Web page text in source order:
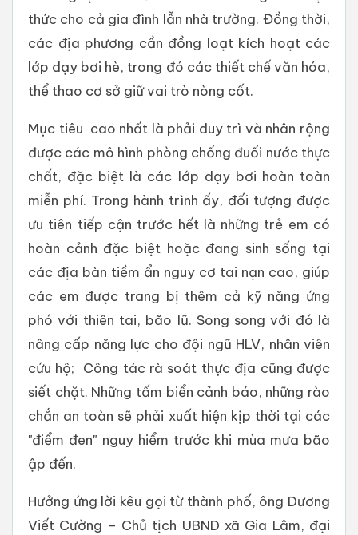
thức cho cả gia đình lẫn nhà trường. Đồng thời,
các địa phương cần đồng loạt kích hoạt các
lớp dạy bơi hè, trong đó các thiết chế văn hóa,
thể thao cơ sở giữ vai trò nòng cốt.
Mục tiêu cao nhất là phải duy trì và nhân rộng
được các mô hình phòng chống đuối nước thực
chất, đặc biệt là các lớp dạy bơi hoàn toàn
miễn phí. Trong hành trình ấy, đối tượng được
ưu tiên tiếp cận trước hết là những trẻ em có
hoàn cảnh đặc biệt hoặc đang sinh sống tại
các địa bàn tiềm ẩn nguy cơ tai nạn cao, giúp
các em được trang bị thêm cả kỹ năng ứng
phó với thiên tai, bão lũ. Song song với đó là
nâng cấp năng lực cho đội ngũ HLV, nhân viên
cứu hộ; Công tác rà soát thực địa cũng được
siết chặt. Những tấm biển cảnh báo, những rào
chắn an toàn sẽ phải xuất hiện kịp thời tại các
"điểm đen" nguy hiểm trước khi mùa mưa bão
ập đến.
Hưởng ứng lời kêu gọi từ thành phố, ông Dương
Viết Cường – Chủ tịch UBND xã Gia Lâm, đại